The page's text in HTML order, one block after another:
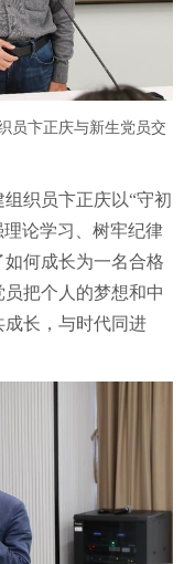
员卞正庆与新生党员交
织员卞正庆以“守初
论学习、树牢纪律
何成长为一名合格
把个人的梦想和中
成长，与时代同进